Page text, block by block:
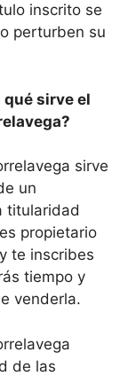
inscrito se
perturben su
qué sirve el
sirve
un
titularidad
propietario
te inscribes
tiempo y
venderla.
de las